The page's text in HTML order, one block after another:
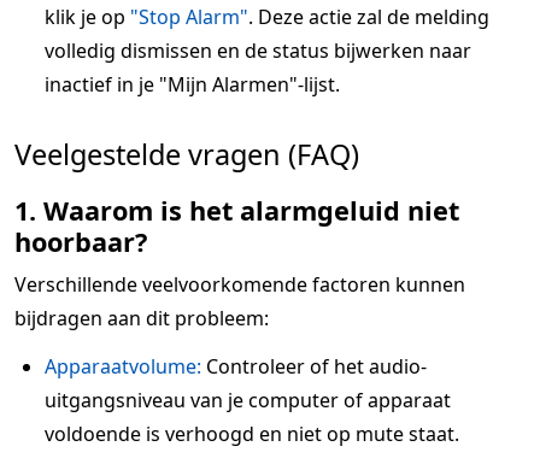
klik je op "Stop Alarm". Deze actie zal de melding
volledig dismissen en de status bijwerken naar
inactief in je "Mijn Alarmen"-lijst.
Veelgestelde vragen (FAQ)
1. Waarom is het alarmgeluid niet
hoorbaar?
Verschillende veelvoorkomende factoren kunnen
bijdragen aan dit probleem:
Apparaatvolume: Controleer of het audio-
uitgangsniveau van je computer of apparaat
voldoende is verhoogd en niet op mute staat.